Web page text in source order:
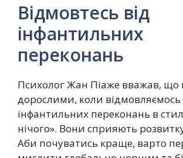
Відмовтесь від
інфантильних
переконань
Психолог Жан Піаже вважав, що
дорослими, коли відмовляємось
інфантильних переконань в
нічого». Вони сприяють
Аби почуватись краще, варто